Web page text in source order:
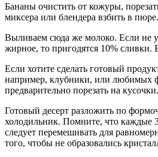
Бананы очистить от кожуры,
миксера или блендера взбить в пюре.
Выливаем сюда же молоко. Если не
жирное, то пригодятся 10% сливки.
Если хотите сделать готовый
например, клубники, или любимых
предварительно порезать на кусочки.
Готовый десерт разложить по
холодильник. Помните, что каждые
следует перемешивать для
того, чтобы не образовались